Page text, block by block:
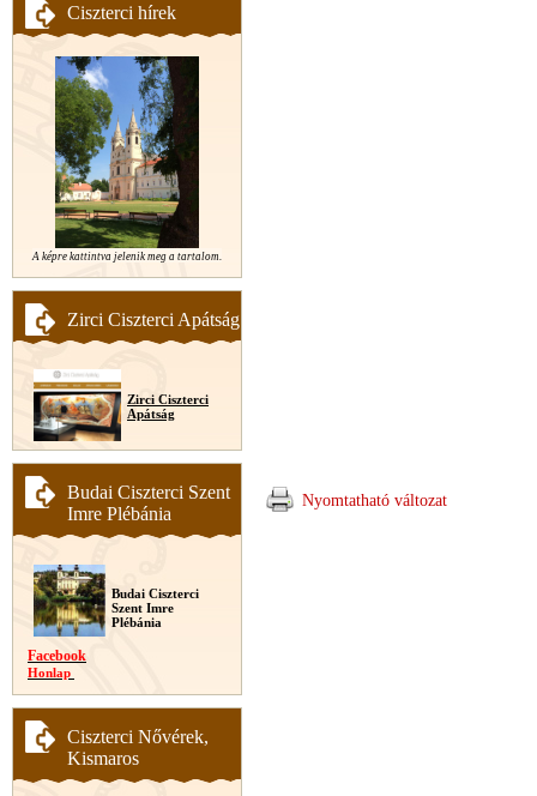
Ciszterci hírek
A képre kattintva jelenik meg a tartalom.
Zirci Ciszterci Apátság
Zirci Ciszterci
Apátság
Budai Ciszterci Szent
Imre Plébánia
Budai Ciszterci
Szent Imre
Plébánia
Facebook
Honlap
Ciszterci Nővérek,
Kismaros
Nyomtatható változat